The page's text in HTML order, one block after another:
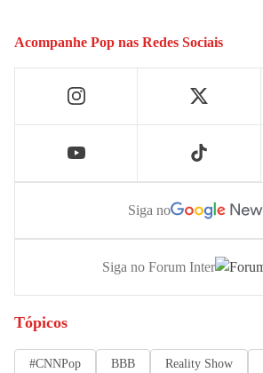
Acompanhe Pop nas Redes Sociais
Siga no
Siga no Forum Inter
Tópicos
#CNNPop BBB Reality Show